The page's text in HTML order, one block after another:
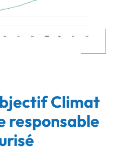
Climat
responsable